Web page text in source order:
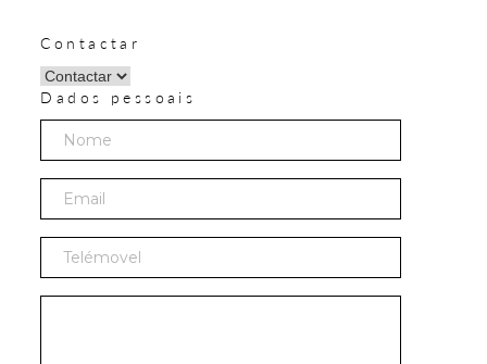
Contactar
Dados pessoais